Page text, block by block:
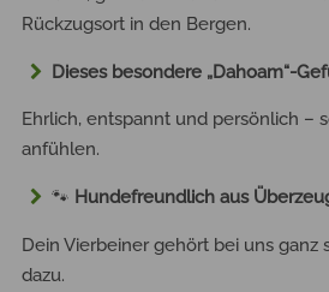
Rückzugsort in den Bergen.
Dieses besondere „Dahoam“-
Ehrlich, entspannt und persönlich –
anfühlen.
🐾 Hundefreundlich aus
Dein Vierbeiner gehört bei uns ganz
dazu.